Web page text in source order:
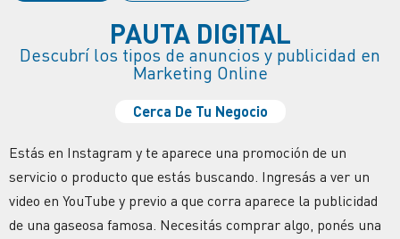
PAUTA DIGITAL
Descubrí los tipos de anuncios y publicidad en
Marketing Online
Cerca De Tu Negocio
Estás en Instagram y te aparece una promoción de un
servicio o producto que estás buscando. Ingresás a ver un
video en YouTube y previo a que corra aparece la publicidad
de una gaseosa famosa. Necesitás comprar algo, ponés una